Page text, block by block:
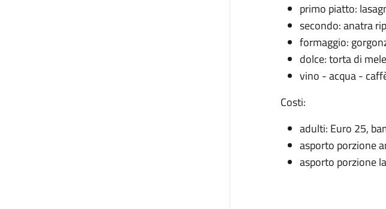
primo piatto:
secondo: anatra
formaggio:
dolce: torta di mele
vino - acqua -
Costi:
adulti: Euro 25,
asporto porzione
asporto porzione